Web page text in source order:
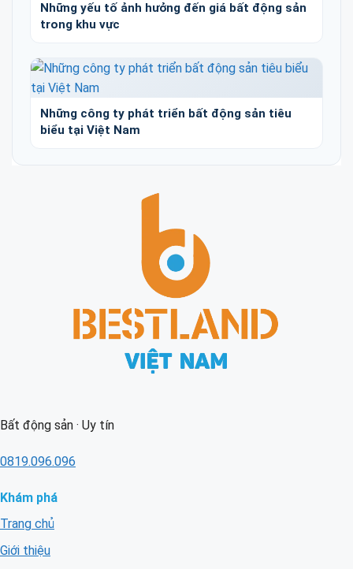
Những yếu tố ảnh hưởng đến giá bất động sản
trong khu vực
Những công ty phát triển bất động sản tiêu
biểu tại Việt Nam
Bất động sản · Uy tín
0819.096.096
Khám phá
Trang chủ
Giới thiệu